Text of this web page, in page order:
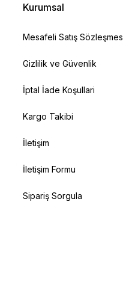
Kurumsal
Mesafeli Satış
Gizlilik ve Güvenlik
İptal İade Koşullari
Kargo Takibi
İletişim
İletişim Formu
Sipariş Sorgula